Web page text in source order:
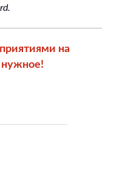
на
нужное!